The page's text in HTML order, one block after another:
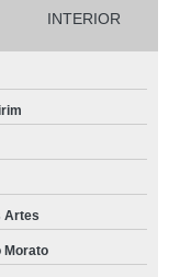
INTERIOR
Artes
Morato